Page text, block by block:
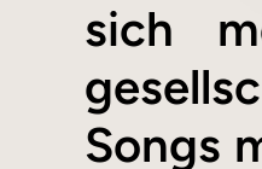
sich
Songs